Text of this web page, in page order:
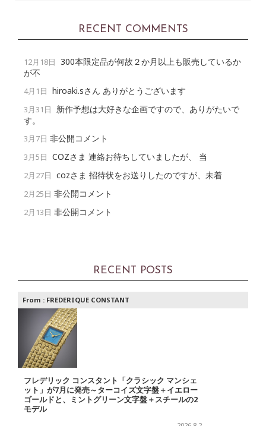
RECENT COMMENTS
12月18日 300本限定品が何故２か月以上も販売しているか
が不
4月1日 hiroaki.sさん ありがとうございます
3月31日
新作予想は大好きな企画ですので、ありがたいで
す。
3月7日 非公開コメント
3月5日 COZさま 連絡お待ちしていましたが、 当
2月27日 cozさま 招待状をお送りしたのですが、未着
2月25日 非公開コメント
2月13日 非公開コメント
RECENT POSTS
From : FREDERIQUE CONSTANT
フレデリック コンスタント「クラシック マンシェ
ット」が7月に発売～ターコイズ文字盤＋イエロー
ゴールドと、ミントグリーン文字盤＋スチールの2
モデル